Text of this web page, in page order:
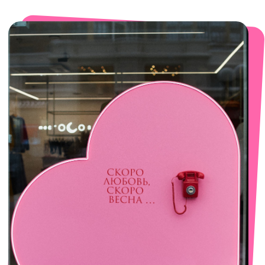
Сочи
Село Эстосадок, ТРЦ Горки Молл,
Горная Карусель, 3
+7 (919) 374-04-04
с 10-00 до 22-00
смотреть в Яндекс. Картах